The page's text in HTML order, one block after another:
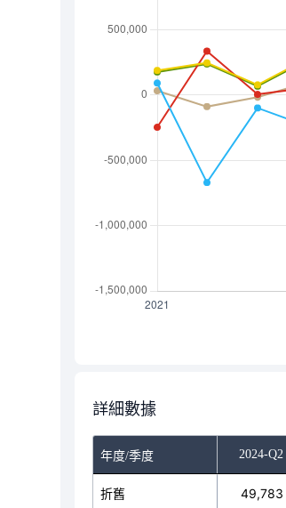
詳細數據
年度/季度
2024-Q1 2024-Q2
折舊51,048 49,783